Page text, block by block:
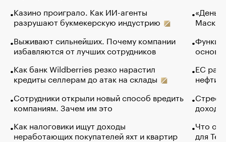
Казино проиграло. Как ИИ-агенты
разрушают букмекерскую индустрию
Выживают сильнейших. Почему компании
избавляются от лучших сотрудников
Как банк Wildberries резко нарастил
кредиты селлерам до атак на склады
Сотрудники открыли новый способ вредить
компаниям. Зачем им это
Как налоговики ищут доходы
неработающих покупателей яхт и квартир
Маск в
основ
ЕС
нефти
Что
для